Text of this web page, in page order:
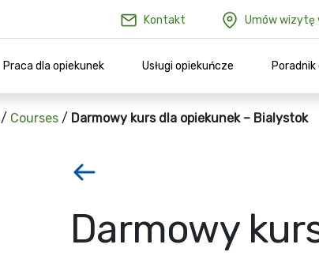
Kontakt Umów wizytę
Praca dla opiekunek Usługi opiekuńcze Poradnik
/ Courses / Darmowy kurs dla opiekunek – Bialystok
Darmowy